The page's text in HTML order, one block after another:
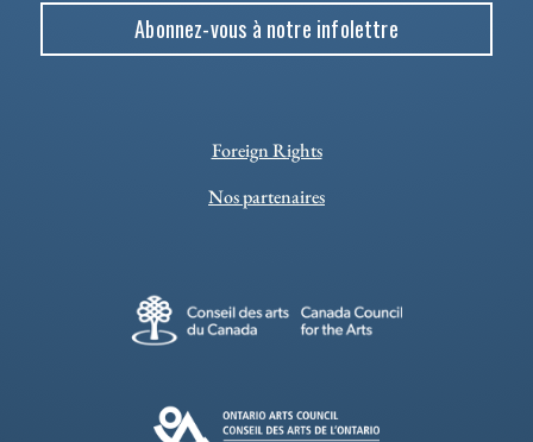
Abonnez-vous à notre infolettre
Foreign Rights
Nos partenaires